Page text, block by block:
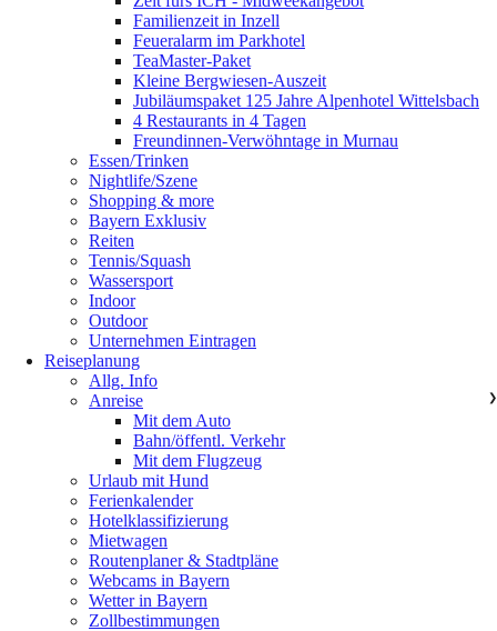
Familienzeit in Inzell
Feueralarm im Parkhotel
TeaMaster-Paket
Kleine Bergwiesen-Auszeit
Jubiläumspaket 125 Jahre Alpenhotel Wittelsbach
4 Restaurants in 4 Tagen
Freundinnen-Verwöhntage in Murnau
Essen/Trinken
Nightlife/Szene
Shopping & more
Bayern Exklusiv
Reiten
Tennis/Squash
Wassersport
Indoor
Outdoor
Unternehmen Eintragen
Reiseplanung
Allg. Info
Anreise
❯
Mit dem Auto
Bahn/öffentl. Verkehr
Mit dem Flugzeug
Urlaub mit Hund
Ferienkalender
Hotelklassifizierung
Mietwagen
Routenplaner & Stadtpläne
Webcams in Bayern
Wetter in Bayern
Zollbestimmungen